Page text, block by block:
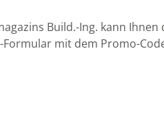
Build.-Ing. kann Ihnen
mit dem Promo-